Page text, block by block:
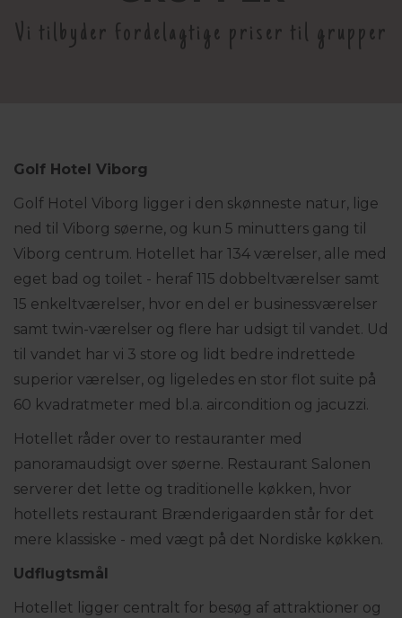
Vi tilbyder fordelagtige priser til grupper
Golf Hotel Viborg
Golf Hotel Viborg ligger i den skønneste natur, lige
ned til Viborg søerne, og kun 5 minutters gang til
Viborg centrum. Hotellet har 134 værelser, alle med
eget bad og toilet - heraf 115 dobbeltværelser samt
15 enkeltværelser, hvor en del er businessværelser
samt twin-værelser og flere har udsigt til vandet. Ud
til vandet har vi 3 store og lidt bedre indrettede
superior værelser, og ligeledes en stor flot suite på
60 kvadratmeter med bl.a. aircondition og jacuzzi.
Hotellet råder over to restauranter med
panoramaudsigt over søerne. Restaurant Salonen
serverer det lette og traditionelle køkken, hvor
hotellets restaurant Brænderigaarden står for det
mere klassiske - med vægt på det Nordiske køkken.
Udflugtsmål
Hotellet ligger centralt for besøg af attraktioner og